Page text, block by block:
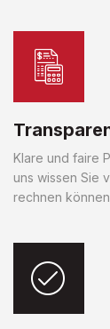
Klare und faire
uns wissen Sie
rechnen